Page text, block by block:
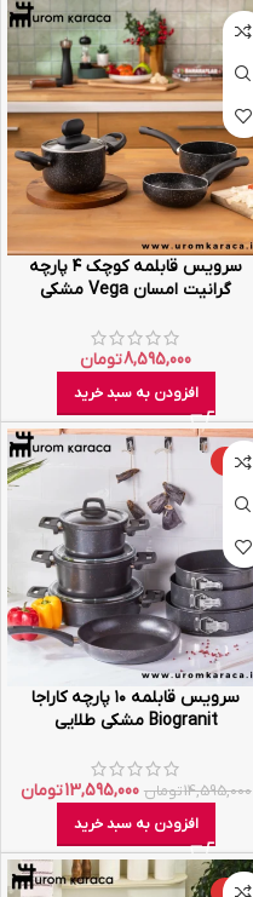
سرویس قابلمه کوچک ۴ پارچه
گرانیت امسان Vega مشکی
8,595,000تومان
افزودن به سبد خرید
-7%
سرویس قابلمه ۱۰ پارچه کاراجا
Biogranit مشکی طلایی
14,595,000تومان 13,595,000تومان
افزودن به سبد خرید
-10%